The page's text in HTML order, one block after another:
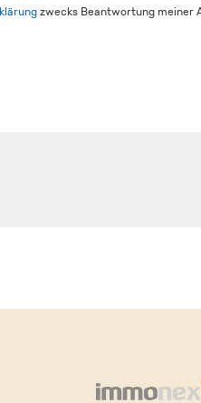
zwecks Beantwortung meiner